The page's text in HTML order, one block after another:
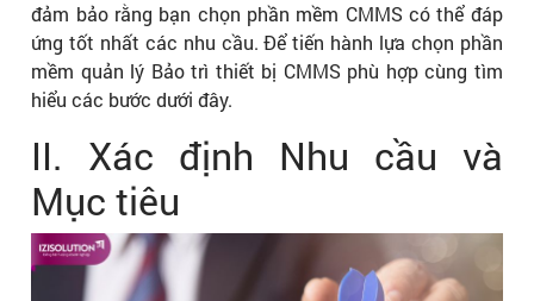
đảm bảo rằng bạn chọn phần mềm CMMS có thể đáp
ứng tốt nhất các nhu cầu. Để tiến hành lựa chọn phần
mềm quản lý Bảo trì thiết bị CMMS phù hợp cùng tìm
hiểu các bước dưới đây.
II. Xác định Nhu cầu và
Mục tiêu